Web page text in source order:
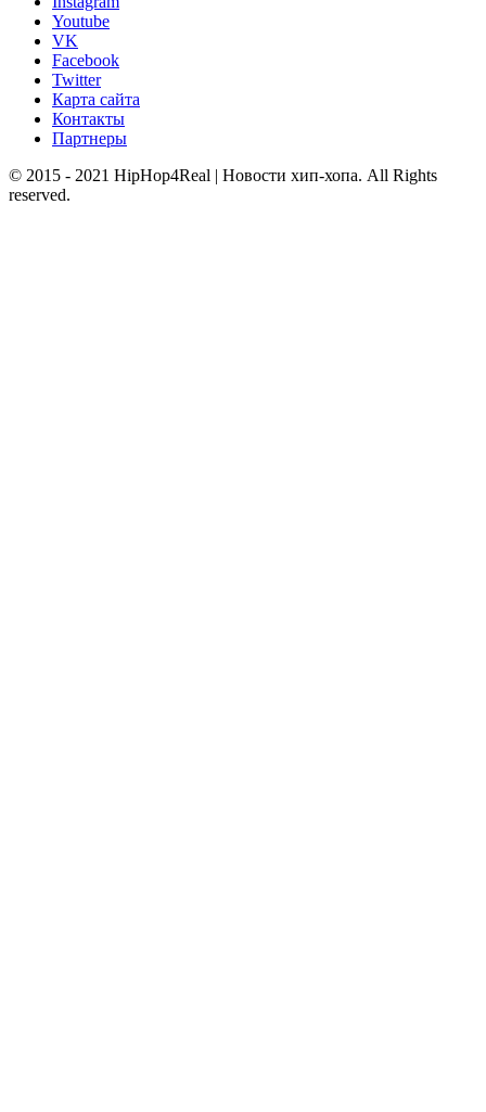
Youtube
VK
Facebook
Twitter
Карта сайта
Контакты
Партнеры
© 2015 - 2021 HipHop4Real | Новости хип-хопа. All Rights
reserved.